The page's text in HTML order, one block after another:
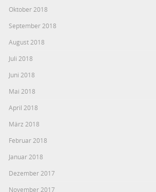
Oktober 2018
September 2018
August 2018
Juli 2018
Juni 2018
Mai 2018
April 2018
März 2018
Februar 2018
Januar 2018
Dezember 2017
November 2017